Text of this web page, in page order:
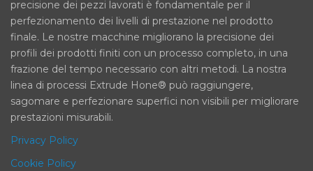
precisione dei pezzi lavorati è fondamentale per il
perfezionamento dei livelli di prestazione nel prodotto
finale. Le nostre macchine migliorano la precisione dei
profili dei prodotti finiti con un processo completo, in una
frazione del tempo necessario con altri metodi. La nostra
linea di processi Extrude Hone® può raggiungere,
sagomare e perfezionare superfici non visibili per migliorare
prestazioni misurabili.
Privacy Policy
Cookie Policy